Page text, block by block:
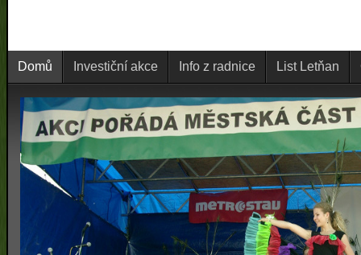
Domů Investiční akce Info z radnice List Letňan